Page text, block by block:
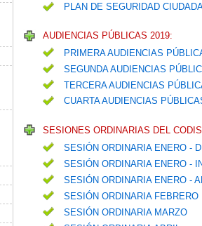
PLAN DE SEGURIDAD
AUDIENCIAS PÚBLICAS 2019:
PRIMERA AUDIENCIAS
SEGUNDA AUDIENCIAS
TERCERA AUDIENCIAS
CUARTA AUDIENCIAS
SESIONES ORDINARIAS DEL
SESIÓN ORDINARIA ENERO -
SESIÓN ORDINARIA ENERO -
SESIÓN ORDINARIA ENERO -
SESIÓN ORDINARIA FEBRERO
SESIÓN ORDINARIA MARZO